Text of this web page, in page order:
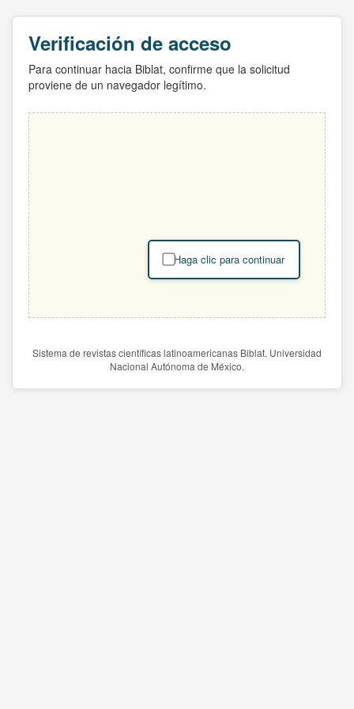
Verificación de acceso
Para continuar hacia Biblat, confirme que la solicitud
proviene de un navegador legítimo.
Haga clic para continuar
Sistema de revistas científicas latinoamericanas Biblat. Universidad
Nacional Autónoma de México.